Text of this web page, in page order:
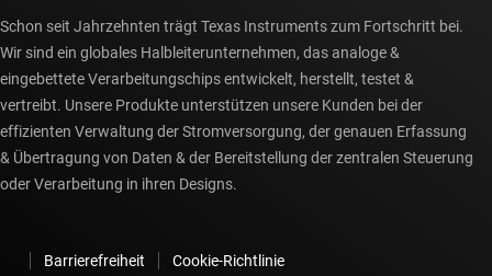
Schon seit Jahrzehnten trägt Texas Instruments zum Fortschritt bei.
Wir sind ein globales Halbleiterunternehmen, das analoge &
eingebettete Verarbeitungschips entwickelt, herstellt, testet &
vertreibt. Unsere Produkte unterstützen unsere Kunden bei der
effizienten Verwaltung der Stromversorgung, der genauen Erfassung
& Übertragung von Daten & der Bereitstellung der zentralen Steuerung
oder Verarbeitung in ihren Designs.
Barrierefreiheit
Cookie-Richtlinie